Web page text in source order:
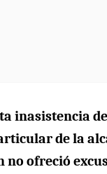
inasistencia
de la
ofreció